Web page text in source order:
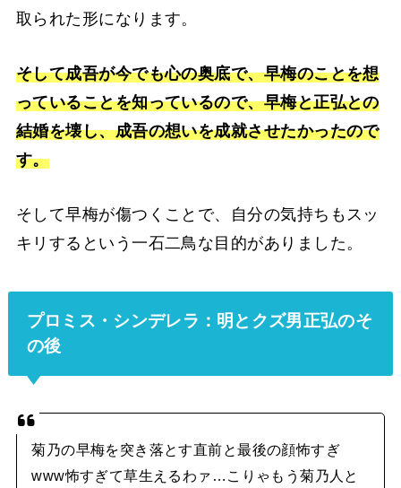
取られた形になります。
そして成吾が今でも心の奥底で、早梅のことを想
っていることを知っているので、早梅と正弘との
結婚を壊し、成吾の想いを成就させたかったので
す。
そして早梅が傷つくことで、自分の気持ちもスッ
キリするという一石二鳥な目的がありました。
プロミス・シンデレラ：明とクズ男正弘のそ
の後
菊乃の早梅を突き落とす直前と最後の顔怖すぎ
www怖すぎて草生えるわァ…こりゃもう菊乃人と